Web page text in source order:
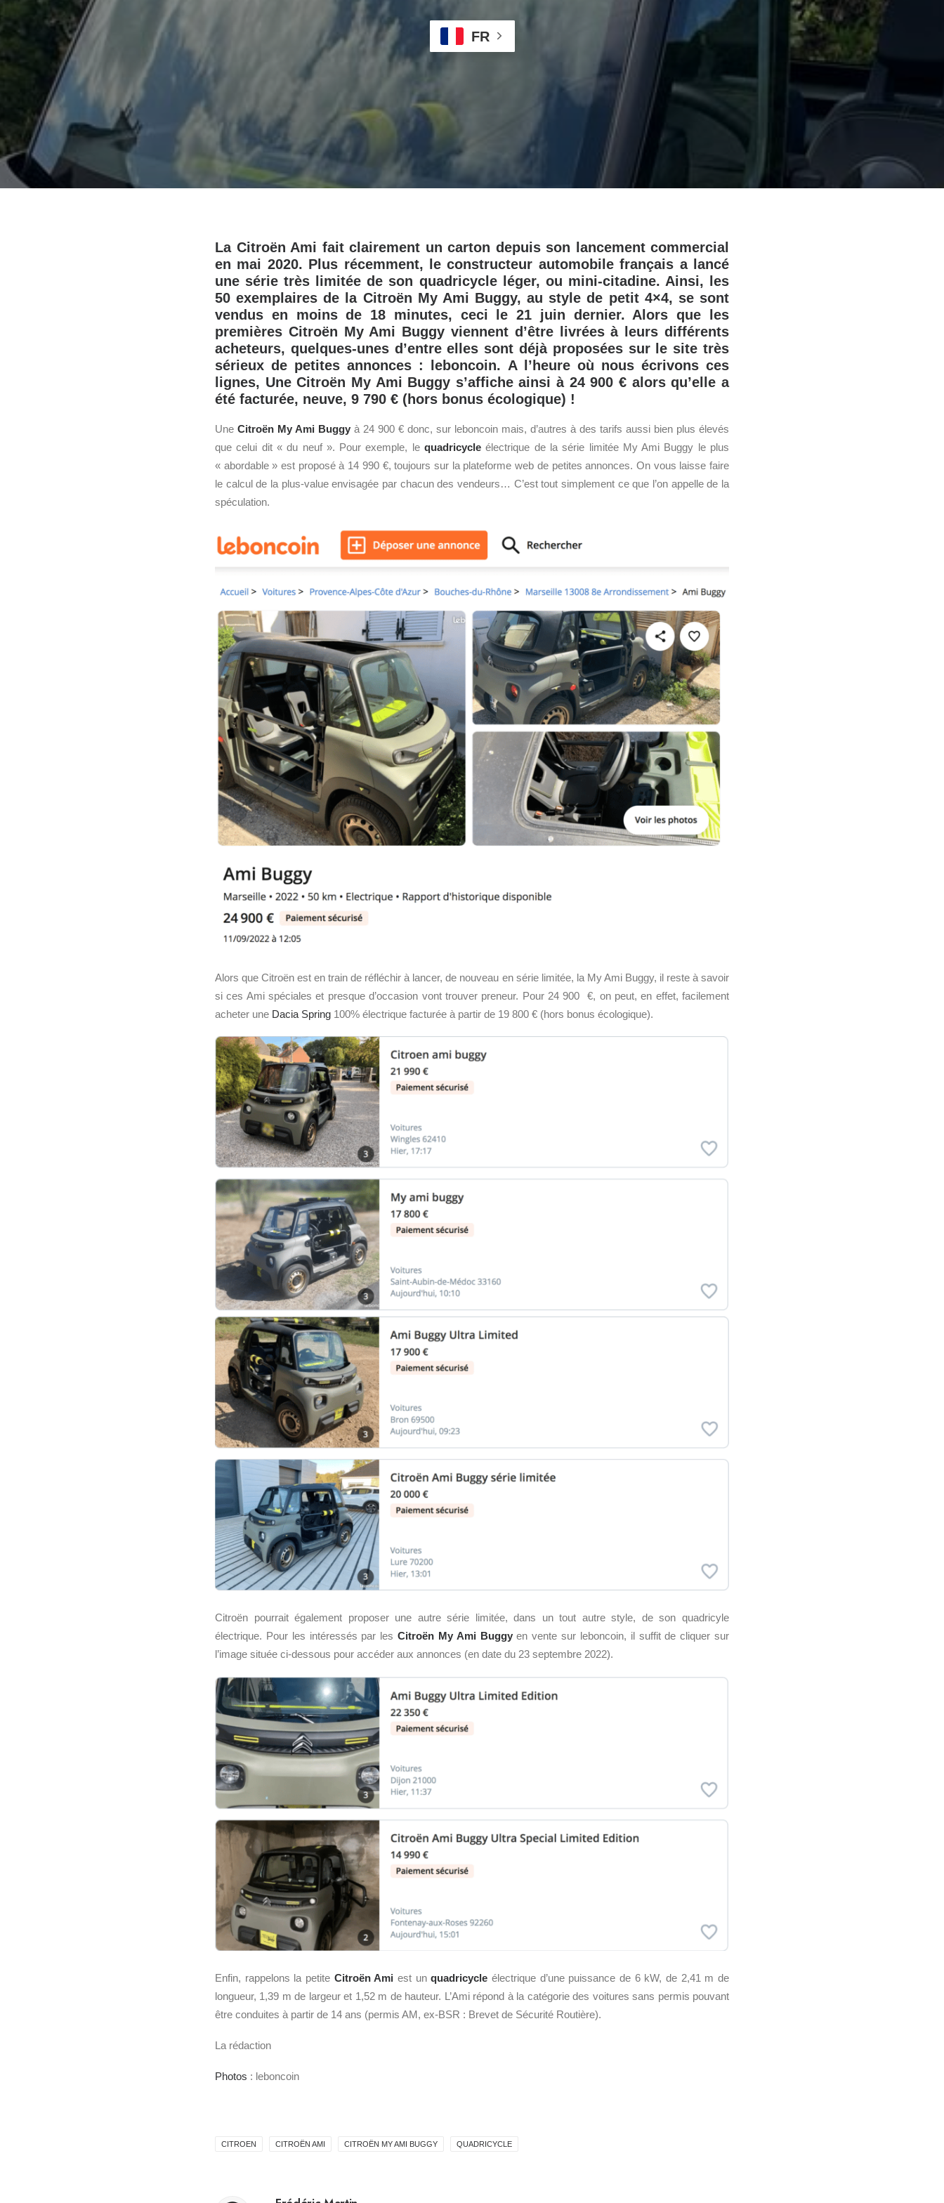
FR
La Citroën Ami fait clairement un carton depuis son lancement commercial
en mai 2020. Plus récemment, le constructeur automobile français a lancé
une série très limitée de son quadricycle léger, ou mini-citadine. Ainsi, les
50 exemplaires de la Citroën My Ami Buggy, au style de petit 4×4, se sont
vendus en moins de 18 minutes, ceci le 21 juin dernier. Alors que les
premières Citroën My Ami Buggy viennent d’être livrées à leurs différents
acheteurs, quelques-unes d’entre elles sont déjà proposées sur le site très
sérieux de petites annonces : leboncoin. A l’heure où nous écrivons ces
lignes, Une Citroën My Ami Buggy s’affiche ainsi à 24 900 € alors qu’elle a
été facturée, neuve, 9 790 € (hors bonus écologique) !
Une Citroën My Ami Buggy à 24 900 € donc, sur leboncoin mais, d’autres à des tarifs aussi bien plus élevés
que celui dit « du neuf ». Pour exemple, le quadricycle électrique de la série limitée My Ami Buggy le plus
« abordable » est proposé à 14 990 €, toujours sur la plateforme web de petites annonces. On vous laisse faire
le calcul de la plus-value envisagée par chacun des vendeurs… C’est tout simplement ce que l’on appelle de la
spéculation.
Alors que Citroën est en train de réfléchir à lancer, de nouveau en série limitée, la My Ami Buggy, il reste à savoir
si ces Ami spéciales et presque d’occasion vont trouver preneur. Pour 24 900 €, on peut, en effet, facilement
acheter une Dacia Spring 100% électrique facturée à partir de 19 800 € (hors bonus écologique).
Citroën pourrait également proposer une autre série limitée, dans un tout autre style, de son quadricyle
électrique. Pour les intéressés par les Citroën My Ami Buggyen vente sur leboncoin, il suffit de cliquer sur
l’image située ci-dessous pour accéder aux annonces (en date du 23 septembre 2022).
Enfin, rappelons la petite Citroën Ami est unquadricycle électrique d’une puissance de 6 kW, de 2,41 m de
longueur, 1,39 m de largeur et 1,52 m de hauteur. L’Ami répond à la catégorie des voitures sans permis pouvant
être conduites à partir de 14 ans (permis AM, ex-BSR : Brevet de Sécurité Routière).
La rédaction
Photos : leboncoin
CITROEN CITROËN AMI CITROËN MY AMI BUGGY QUADRICYCLE